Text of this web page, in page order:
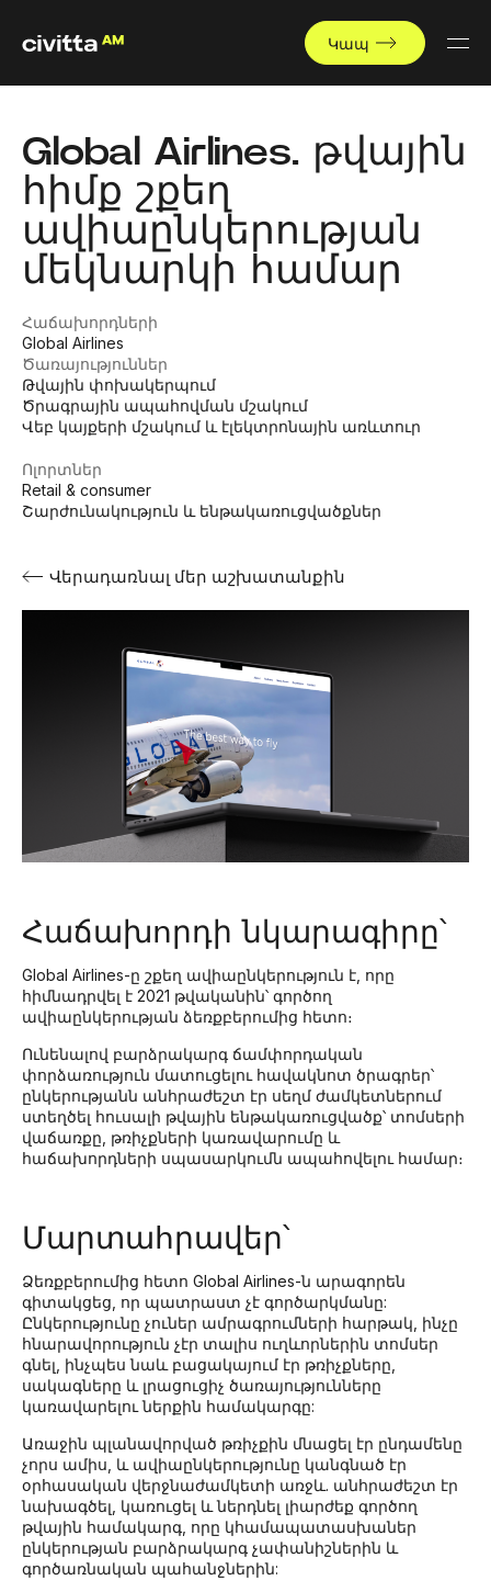
Կապ
Global Airlines. թվային
հիմք շքեղ
ավիաընկերության
մեկնարկի համար
Հաճախորդների
Global Airlines
Ծառայություններ
Թվային փոխակերպում
Ծրագրային ապահովման մշակում
Վեբ կայքերի մշակում և էլեկտրոնային առևտուր
Ոլորտներ
Retail & consumer
Շարժունակություն և ենթակառուցվածքներ
Վերադառնալ մեր աշխատանքին
Հաճախորդի նկարագիրը՝
Global Airlines-ը շքեղ ավիաընկերություն է, որը
հիմնադրվել է 2021 թվականին՝ գործող
ավիաընկերության ձեռքբերումից հետո։
Ունենալով բարձրակարգ ճամփորդական
փորձառություն մատուցելու հավակնոտ ծրագրեր՝
ընկերությանն անհրաժեշտ էր սեղմ ժամկետներում
ստեղծել հուսալի թվային ենթակառուցվածք՝ տոմսերի
վաճառքը, թռիչքների կառավարումը և
հաճախորդների սպասարկումն ապահովելու համար։
Մարտահրավեր՝
Ձեռքբերումից հետո Global Airlines-ն արագորեն
գիտակցեց, որ պատրաստ չէ գործարկմանը:
Ընկերությունը չուներ ամրագրումների հարթակ, ինչը
հնարավորություն չէր տալիս ուղևորներին տոմսեր
գնել, ինչպես նաև բացակայում էր թռիչքները,
սակագները և լրացուցիչ ծառայությունները
կառավարելու ներքին համակարգը:
Առաջին պլանավորված թռիչքին մնացել էր ընդամենը
չորս ամիս, և ավիաընկերությունը կանգնած էր
օրհասական վերջնաժամկետի առջև. անհրաժեշտ էր
նախագծել, կառուցել և ներդնել լիարժեք գործող
թվային համակարգ, որը կհամապատասխաներ
ընկերության բարձրակարգ չափանիշներին և
գործառնական պահանջներին: